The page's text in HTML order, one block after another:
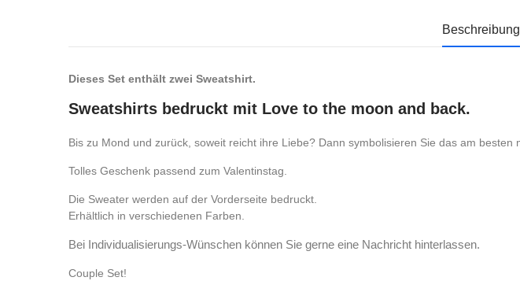
Beschreibung
Dieses Set enthält zwei Sweatshirt.
Sweatshirts bedruckt mit Love to the moon and back.
Bis zu Mond und zurück, soweit reicht ihre Liebe? Dann symbolisieren Sie das am besten
Tolles Geschenk passend zum Valentinstag.
Die Sweater werden auf der Vorderseite bedruckt.
Erhältlich in verschiedenen Farben.
Bei Individualisierungs-Wünschen können Sie gerne eine Nachricht hinterlassen.
Couple Set!